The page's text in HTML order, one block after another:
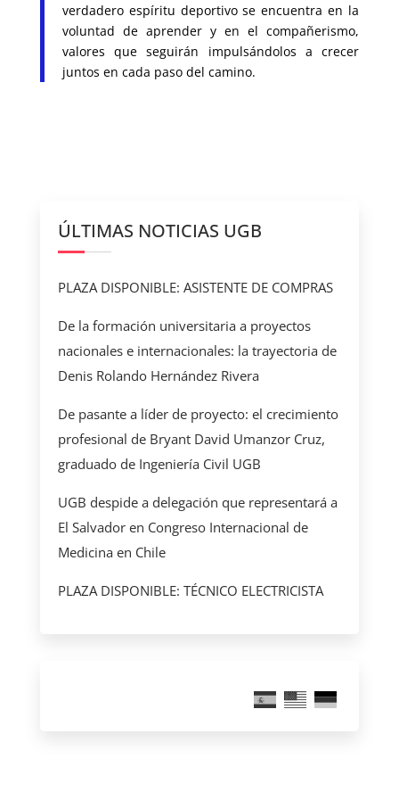
verdadero espíritu deportivo se encuentra en la
voluntad de aprender y en el compañerismo,
valores que seguirán impulsándolos a crecer
juntos en cada paso del camino.
ÚLTIMAS NOTICIAS UGB
PLAZA DISPONIBLE: ASISTENTE DE COMPRAS
De la formación universitaria a proyectos
nacionales e internacionales: la trayectoria de
Denis Rolando Hernández Rivera
De pasante a líder de proyecto: el crecimiento
profesional de Bryant David Umanzor Cruz,
graduado de Ingeniería Civil UGB
UGB despide a delegación que representará a
El Salvador en Congreso Internacional de
Medicina en Chile
PLAZA DISPONIBLE: TÉCNICO ELECTRICISTA